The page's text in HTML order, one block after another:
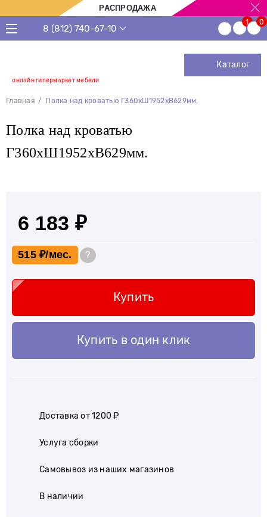
РАСПРОДАЖА
онлайн гипермаркет мебели
8 (812) 740-67-10
Каталог
Главная Полка над кроватью Г360хШ1952хВ629мм.
Полка над кроватью
Г360хШ1952хВ629мм.
6 183 ₽
515 ₽ ?
Купить
Купить в один клик
Доставка от 1200 ₽
Услуга сборки
Самовывоз из наших магазинов
В наличии